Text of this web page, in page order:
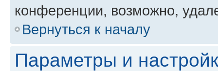
конференции, возможно,
Вернуться к началу
Параметры и